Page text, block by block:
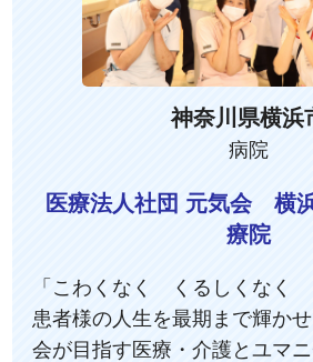
神奈川県横浜
病院
医療法人社団 元気会 横
療院
「こわくなく くるしくな
患者様の人生を最期まで輝か
会が目指す医療・介護とユマ